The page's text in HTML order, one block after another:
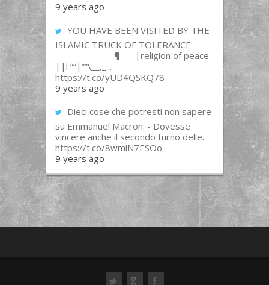
9 years ago
YOU HAVE BEEN VISITED BY THE
ISLAMIC TRUCK OF TOLERANCE
______________¶___ |religion of peace
||l “”|””\__,_...
https://t.co/yUD4QSKQ78
9 years ago
Dieci cose che potresti non sapere
su Emmanuel Macron: - Dovesse
vincere anche il secondo turno delle...
https://t.co/8wmlN7ESOo
9 years ago